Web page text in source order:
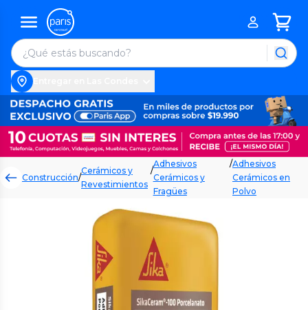
Construcción/
Cerámicos y
Revestimientos
/
Adhesivos
Cerámicos y
Fragües
/Adhesivos
Cerámicos en
Polvo